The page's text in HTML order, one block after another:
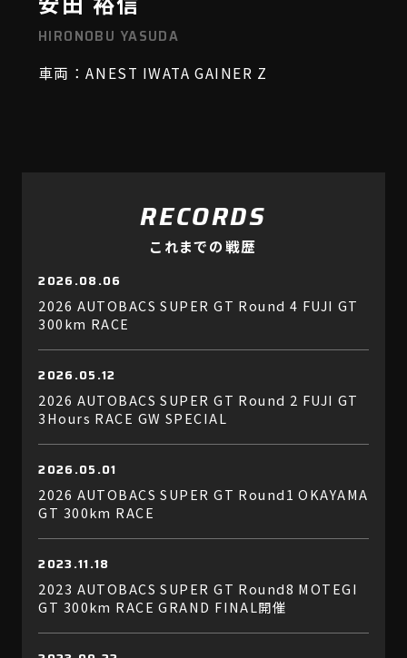
HIRONOBU YASUDA
車両：ANEST IWATA GAINER Z
RECORDS
これまでの戦歴
2026.08.06
2026 AUTOBACS SUPER GT Round 4 FUJI GT
300km RACE
2026.05.12
2026 AUTOBACS SUPER GT Round 2 FUJI GT
3Hours RACE GW SPECIAL
2026.05.01
2026 AUTOBACS SUPER GT Round1 OKAYAMA
GT 300km RACE
2023.11.18
2023 AUTOBACS SUPER GT Round8 MOTEGI
GT 300km RACE GRAND FINAL開催